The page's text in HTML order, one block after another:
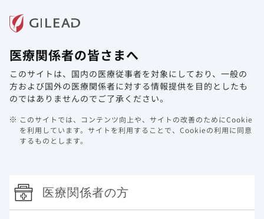
ホーム 製品情報
副作用・安全性情報・RMP
次の副作用があらわれることがあるので、観察を十分に行
重大な副作用
医療関係者の皆さまへ
このサイトは、国内の医療従事者を対象にしており、 一般の
方および国外の医療関係者に対する情報提供を目的としたも
のではありませんのでご了承ください。
このサイトでは、コンテンツ向上や、サイトの改善のためにCookie
を利用しています。 サイトを利用することで、Cookieの利用に同意
するものとします。
医療関係者の方